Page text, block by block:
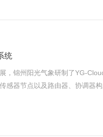
统
，锦州阳光气象研制了YG-
感器节点以及路由器、协调器